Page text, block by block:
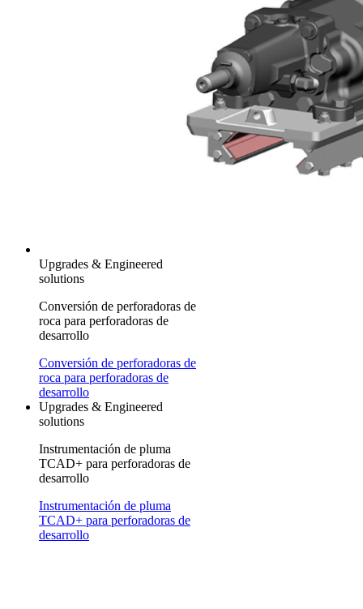
Upgrades & Engineered
solutions
Conversión de perforadoras de
roca para perforadoras de
desarrollo
Conversión de perforadoras de
roca para perforadoras de
desarrollo
Upgrades & Engineered
solutions
Instrumentación de pluma
TCAD+ para perforadoras de
desarrollo
Instrumentación de pluma
TCAD+ para perforadoras de
desarrollo